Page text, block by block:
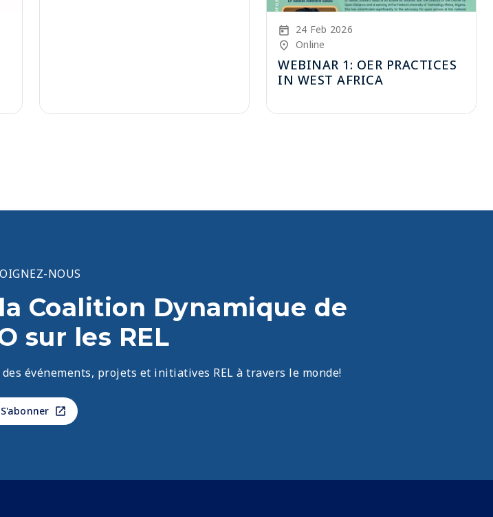
Start Date
24 Feb 2026
Location/Venue
Online
WEBINAR 1: OER PRACTICES
IN WEST AFRICA
NOUS
Coalition Dynamique de
sur les REL
événements, projets et initiatives REL à travers le monde!
S'abonner